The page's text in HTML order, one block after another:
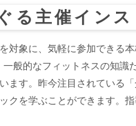
主催インス
象に、気軽に参加できる本
般的なフィットネスの知
ます。昨今注目されている
クを学ぶことができます。